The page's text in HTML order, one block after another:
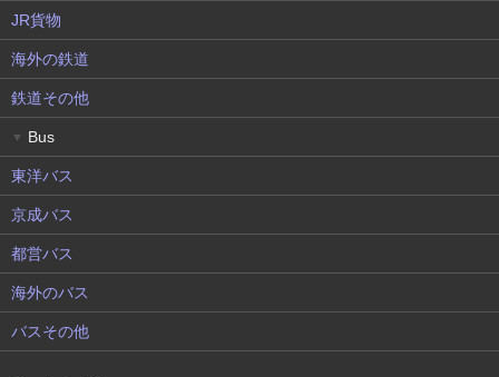
JR貨物
海外の鉄道
鉄道その他
▼ Bus
東洋バス
京成バス
都営バス
海外のバス
バスその他